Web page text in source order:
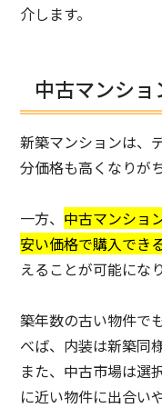
介します。
中古マンシ
新築マンションは、
分価格も高くなりがち
一方、 中古マンショ
安い価格で購入でき
えることが可能にな
築年数の古い物件で
べば、内装は新築同
また、中古市場は選
に近い物件に出合い